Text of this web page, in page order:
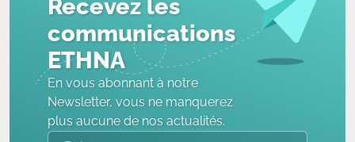
Recevez les
communications
ETHNA
En vous abonnant à notre
Newsletter, vous ne manquerez
plus aucune de nos actualités.